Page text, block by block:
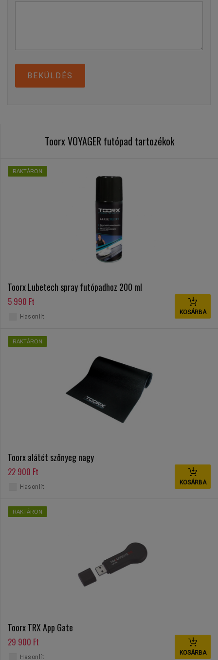
BEKÜLDÉS
Toorx VOYAGER futópad tartozékok
RAKTÁRON
Toorx Lubetech spray futópadhoz 200 ml
5 990 Ft
KOSÁRBA
Hasonlít
RAKTÁRON
Toorx alátét szőnyeg nagy
22 900 Ft
KOSÁRBA
Hasonlít
RAKTÁRON
Toorx TRX App Gate
29 900 Ft
KOSÁRBA
Hasonlít